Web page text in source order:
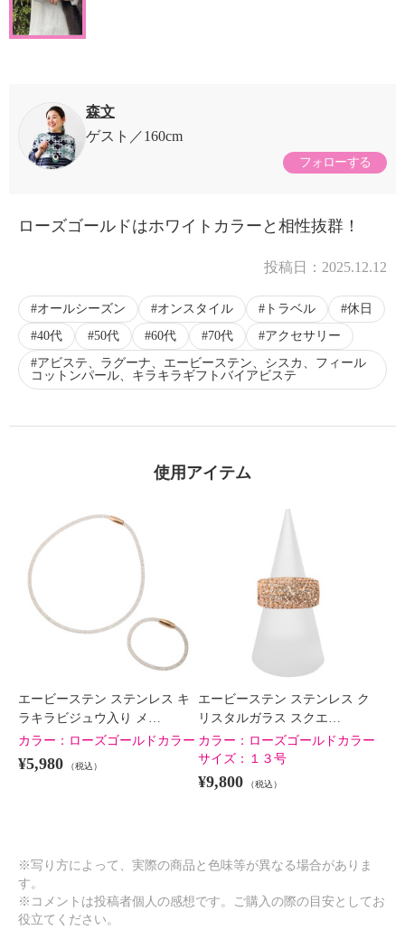
森文
ゲスト
160cm
フォローする
ローズゴールドはホワイトカラーと相性抜群！
投稿日： 2025.12.12
オールシーズン オンスタイル トラベル
休日
40代
50代 60代 70代
アクセサリー
アビステ、ラグーナ、エービーステン、シスカ、フィール
コットンパール、キラキラギフトバイアビステ
使用アイテム
エービーステン ステンレス キ
ラキラビジュウ入り メ…
カラー： ローズゴールドカラー
¥5,980 （税込）
エービーステン ステンレス ク
リスタルガラス スクエ…
カラー： ローズゴールドカラー
サイズ： １３号
¥9,800 （税込）
※写り方によって、実際の商品と色味等が異なる場合がありま
す。
※コメントは投稿者個人の感想です。ご購入の際の目安としてお
役立てください。